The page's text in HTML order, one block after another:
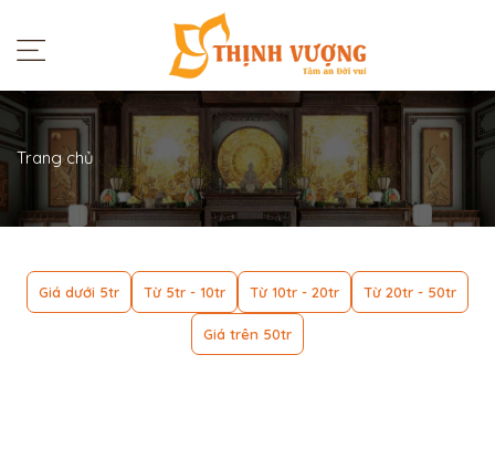
Trang chủ
Giá dưới 5tr Từ 5tr - 10tr Từ 10tr - 20tr Từ 20tr - 50tr
Giá trên 50tr